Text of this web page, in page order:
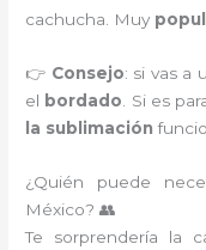
cachucha. Muy
👉 Consejo: si vas a
el bordado . Si es
la sublimación
¿Quién puede
México? 👥
Te sorprendería la